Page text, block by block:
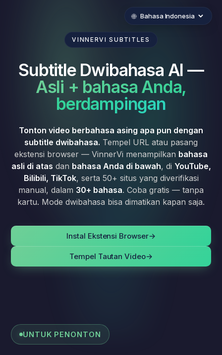
VINNERVI SUBTITLES
Subtitle Dwibahasa AI —
Asli + bahasa Anda,
berdampingan
Tonton video berbahasa asing apa pun dengan
subtitle dwibahasa. Tempel URL atau pasang
ekstensi browser — VinnerVi menampilkan bahasa
asli di atas dan bahasa Anda di bawah, di YouTube,
Bilibili, TikTok, serta 50+ situs yang diverifikasi
manual, dalam 30+ bahasa. Coba gratis — tanpa
kartu. Mode dwibahasa bisa dimatikan kapan saja.
Instal Ekstensi Browser→
Tempel Tautan Video→
UNTUK PENONTON
🌐